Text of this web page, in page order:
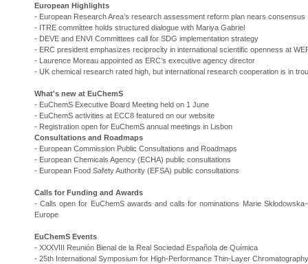
European Highlights
- European Research Area’s research assessment reform plan nears consensus
- ITRE committee holds structured dialogue with Mariya Gabriel
- DEVE and ENVI Committees call for SDG implementation strategy
- ERC president emphasizes reciprocity in international scientific openness at
- Laurence Moreau appointed as ERC’s executive agency director
- UK chemical research rated high, but international research cooperation is in
What's new at EuChemS
- EuChemS Executive Board Meeting held on 1 June
- EuChemS activities at ECC8 featured on our website
- Registration open for EuChemS annual meetings in Lisbon
Consultations and Roadmaps
- European Commission Public Consultations and Roadmaps
- European Chemicals Agency (ECHA) public consultations
- European Food Safety Authority (EFSA) public consultations
Calls for Funding and Awards
- Calls open for EuChemS awards and calls for nominations Marie
Europe
EuChemS Events
- XXXVIII Reunión Bienal de la Real Sociedad Española de Química
- 25th International Symposium for High-Performance Thin-Layer Chromatography